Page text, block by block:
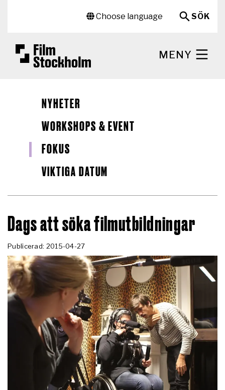
Choose language
SÖK
MENY
NYHETER
WORKSHOPS & EVENT
FOKUS
VIKTIGA DATUM
Dags att söka filmutbildningar
Publicerad: 2015-04-27